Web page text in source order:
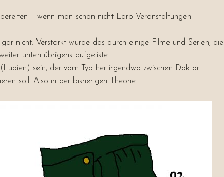
– wenn man schon nicht Larp-Veranstaltungen
nicht. Verstärkt wurde das durch einige Filme und Serien, die
unten übrigens aufgelistet.
sein, der vom Typ her irgendwo zwischen Doktor
soll. Also in der bisherigen Theorie.